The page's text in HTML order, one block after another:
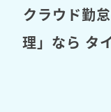
クラウド勤
理」なら タ